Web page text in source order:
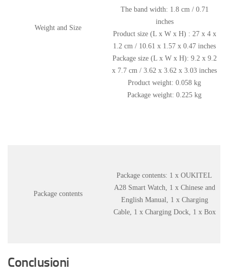
Weight and Size
The band width: 1.8 cm / 0.71
inches
Product size (L x W x H) : 27 x 4 x
1.2 cm / 10.61 x 1.57 x 0.47 inches
Package size (L x W x H): 9.2 x 9.2
x 7.7 cm / 3.62 x 3.62 x 3.03 inches
Product weight: 0.058 kg
Package weight: 0.225 kg
Package contents
Package contents: 1 x OUKITEL
A28 Smart Watch, 1 x Chinese and
English Manual, 1 x Charging
Cable, 1 x Charging Dock, 1 x Box
Conclusioni